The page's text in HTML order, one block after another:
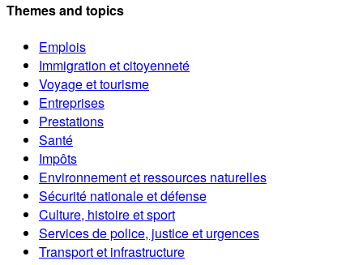
Themes and topics
Emplois
Immigration et citoyenneté
Voyage et tourisme
Entreprises
Prestations
Santé
Impôts
Environnement et ressources naturelles
Sécurité nationale et défense
Culture, histoire et sport
Services de police, justice et urgences
Transport et infrastructure